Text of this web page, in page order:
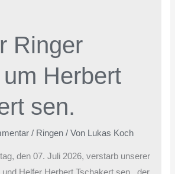
Ringer
Herbert
sen.
/ Ringen / Von Lukas Koch
den 07. Juli 2026, verstarb unserer
Helfer Herbert Tschakert sen., der